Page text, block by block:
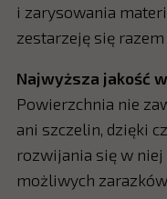
i zarysowania
zestarzeję się razem
Najwyższa jakość
Powierzchnia nie
ani szczelin, dzięki
rozwijania się w
możliwych